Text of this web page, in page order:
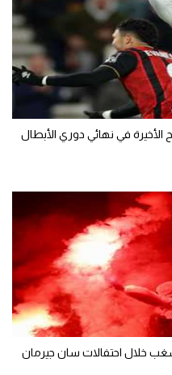
الأخيرة في نهائي دوري الأبطال